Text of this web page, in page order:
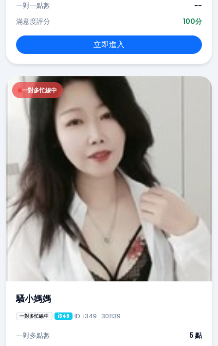
一對一點數
--
滿意度評分
100分
立即進入
一對多忙線中
騷小媽媽
一對多忙線中 i349 ID: i349_301139
一對多點數 5 點